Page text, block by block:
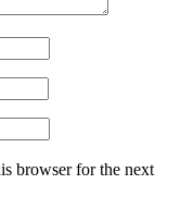
browser for the next